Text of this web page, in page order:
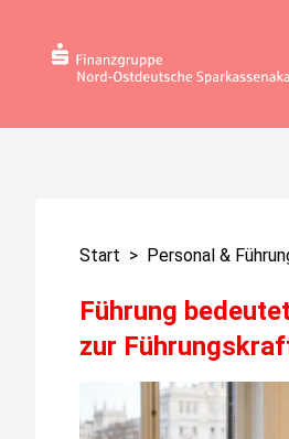
Start > Personal &
Führung
zur